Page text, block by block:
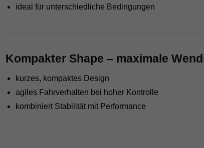
ideal für unterschiedliche Bedingungen
Kompakter Shape – maximale
kurzes, kompaktes Design
agiles Fahrverhalten bei hoher Kontrolle
kombiniert Stabilität mit Performance